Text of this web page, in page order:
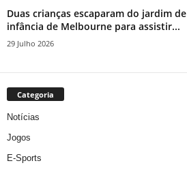
Duas crianças escaparam do jardim de
infância de Melbourne para assistir...
29 Julho 2026
Categoria
Notícias
Jogos
E-Sports